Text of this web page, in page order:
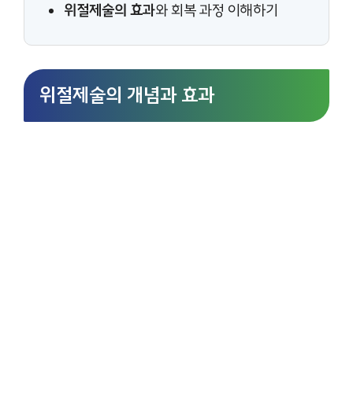
위절제술의 효과와 회복 과정 이해하기
위절제술의 개념과 효과